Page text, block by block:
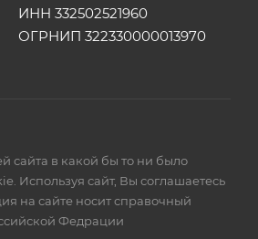
ИНН 332502521960
ОГРНИП 322330000013970
сайта в какой бы то ни было
Используя сайт, Вы соглашаетесь
на сайте носит справочный
Федрации